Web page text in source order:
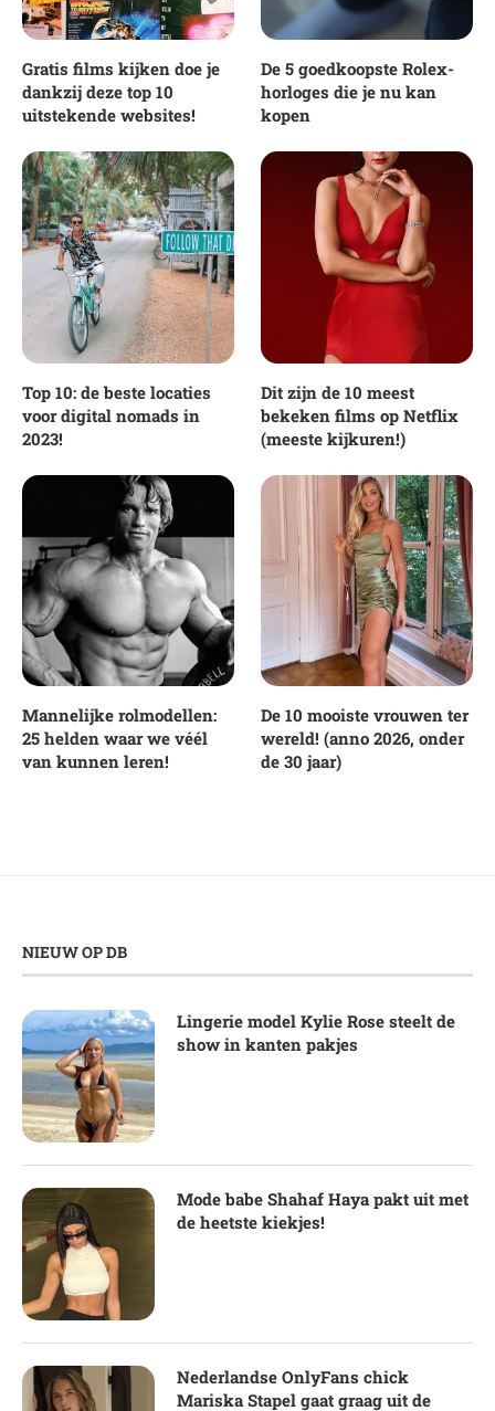
Gratis films kijken doe je
dankzij deze top 10
uitstekende websites!
De 5 goedkoopste Rolex-
horloges die je nu kan
kopen
Top 10: de beste locaties
voor digital nomads in
2023!
Dit zijn de 10 meest
bekeken films op Netflix
(meeste kijkuren!)
Mannelijke rolmodellen:
25 helden waar we véél
van kunnen leren!
De 10 mooiste vrouwen ter
wereld! (anno 2026, onder
de 30 jaar)
NIEUW OP DB
Lingerie model Kylie Rose steelt de
show in kanten pakjes
Mode babe Shahaf Haya pakt uit met
de heetste kiekjes!
Nederlandse OnlyFans chick
Mariska Stapel gaat graag uit de